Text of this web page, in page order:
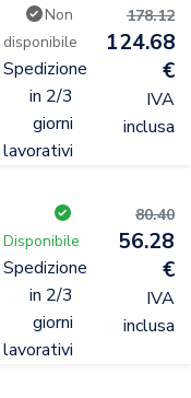
Non
disponibile
Spedizione
in 2/3
giorni
lavorativi
178.12
124.68
€
IVA
inclusa
Disponibile
Spedizione
in 2/3
giorni
lavorativi
80.40
56.28
€
IVA
inclusa